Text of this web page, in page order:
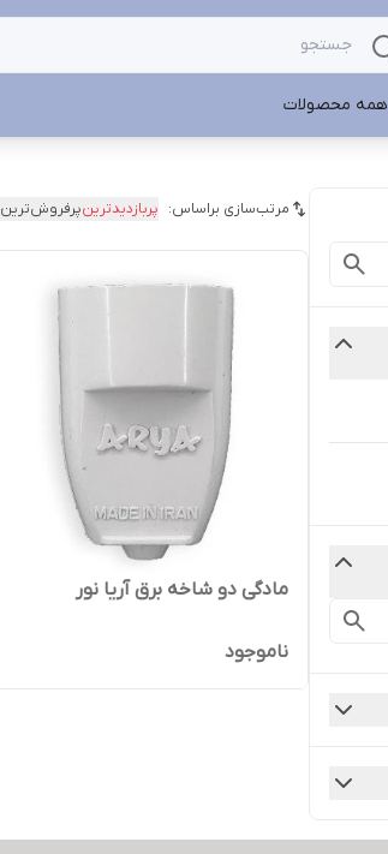
همه محصولات
مرتب‌سازی براساس: پربازدیدترینپرفروش‌ترین
مادگی دو شاخه برق آریا نور
ناموجود